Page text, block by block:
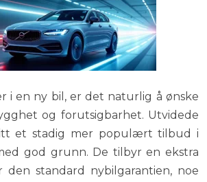
i en ny bil, er det naturlig å ønske
og forutsigbarhet. Utvidede
et stadig mer populært tilbud i
god grunn. De tilbyr en ekstra
den standard nybilgarantien, noe